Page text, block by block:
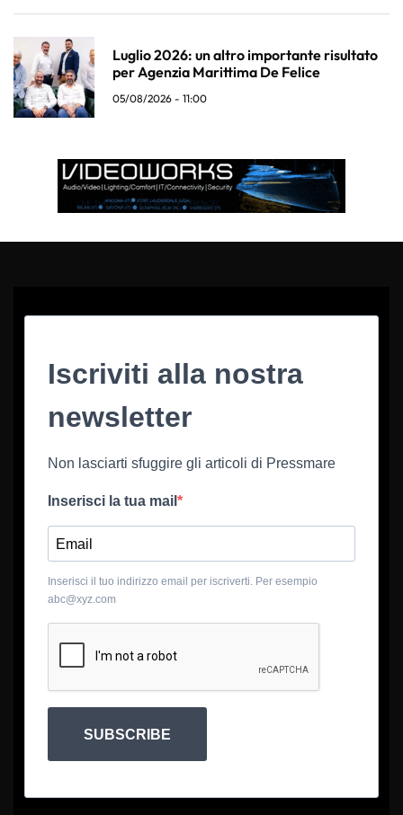
Luglio 2026: un altro importante risultato
per Agenzia Marittima De Felice
05/08/2026 - 11:00
Iscriviti alla nostra
newsletter
Non lasciarti sfuggire gli articoli di Pressmare
Inserisci la tua mail
Inserisci il tuo indirizzo email per iscriverti. Per esempio
abc@xyz.com
SUBSCRIBE